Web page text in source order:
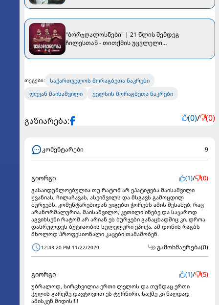
"ბორჯღალოსნები" | 21 წლის შემდეგ
ჩილესთან - თითქმის უცვლელი
თეგები:
საქართველოს მორაგბეთა ნაკრები
ლევან მაისაშვილი
უელსის მორაგბეთა ნაკრები
გაზიარება: (0)/ (0)
კომენტარები 9
გიორგი (1)/ (0)
გასაიდუმლოებულია თუ რატომ არ ეპატიჟება მაისაშვილი
ჟვანიას, ჩილაჩავას, ასეიშვილს და მსგავს გამოცდილ
ბურჯებს. კომენტარებიდან ვიგებთ ჭორებს ამის შესახებ, რაც
არანორმალურია. მაისაშვილო, კეთილი ინებე და საჯაროდ
აგვიხსენი რატომ არ არიან ეს ბურჯები განაცხადშიც კი. დროა
დასრულდეს ბუტიაობის სულელური ეპოქა. ამ დონის რაგბს
მხოლოდ პროფესიონალი კაცები თამაშობენ.
12:43:20 PM 11/22/2020 გამოხმაურება(0)
გიორგი (1)/ (5)
უბრალოდ, სირცხვილია ერთი ლელოს და თუნდაც ერთი
ქულის გარეშე დავტოვოთ ეს ტურნირი, საქმე კი ნაღდად
ამისკენ მიდის!!!!